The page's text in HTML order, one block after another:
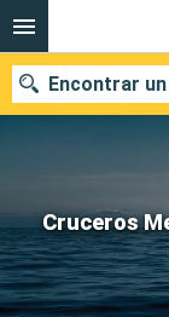
Cruceros
Encontrar
Nuestros
Fecha de